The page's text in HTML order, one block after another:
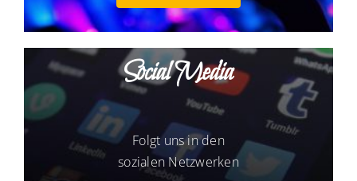
Social Media
Folgt uns in den
sozialen Netzwerken